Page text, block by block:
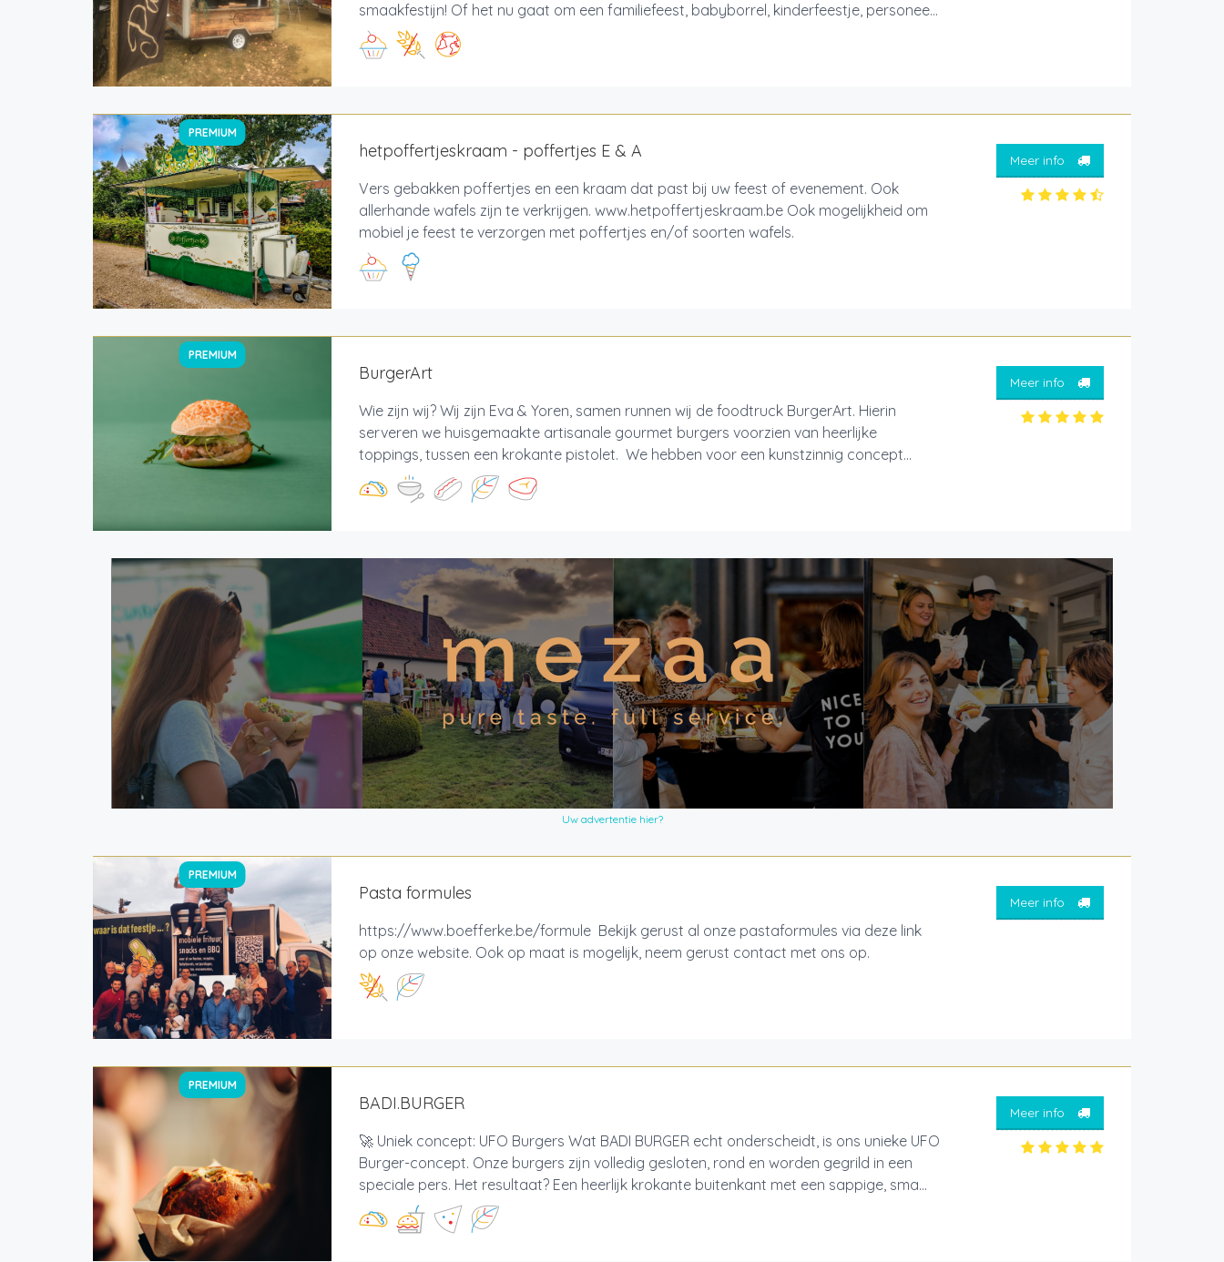
smaakfestijn! Of het nu gaat om een familiefeest, babyborrel, kinderfeestje, personee...
PREMIUM
hetpoffertjeskraam - poffertjes E & A
Vers gebakken poffertjes en een kraam dat past bij uw feest of evenement. Ook
allerhande wafels zijn te verkrijgen. www.hetpoffertjeskraam.be Ook mogelijkheid om
mobiel je feest te verzorgen met poffertjes en/of soorten wafels.
Meer info
PREMIUM
BurgerArt
Wie zijn wij? Wij zijn Eva & Yoren, samen runnen wij de foodtruck BurgerArt. Hierin
serveren we huisgemaakte artisanale gourmet burgers voorzien van heerlijke
toppings, tussen een krokante pistolet. We hebben voor een kunstzinnig concept...
Meer info
Uw advertentie hier?
PREMIUM
Pasta formules
https://www.boefferke.be/formule Bekijk gerust al onze pastaformules via deze link
op onze website. Ook op maat is mogelijk, neem gerust contact met ons op.
Meer info
PREMIUM
BADI.BURGER
🚀 Uniek concept: UFO Burgers Wat BADI BURGER echt onderscheidt, is ons unieke UFO
Burger-concept. Onze burgers zijn volledig gesloten, rond en worden gegrild in een
speciale pers. Het resultaat? Een heerlijk krokante buitenkant met een sappige, sma...
Meer info